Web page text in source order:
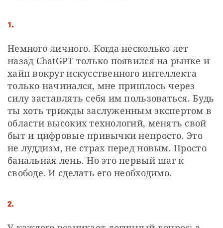
1.
Немного личного. Когда несколько лет
назад ChatGPT только появился на рынке и
хайп вокруг искусственного интеллекта
только начинался, мне пришлось через
силу заставлять себя им пользоваться. Будь
ты хоть трижды заслуженным экспертом в
области высоких технологий, менять свой
быт и цифровые привычки непросто. Это
не луддизм, не страх перед новым. Просто
банальная лень. Но это первый шаг к
свободе. И сделать его необходимо.
2.